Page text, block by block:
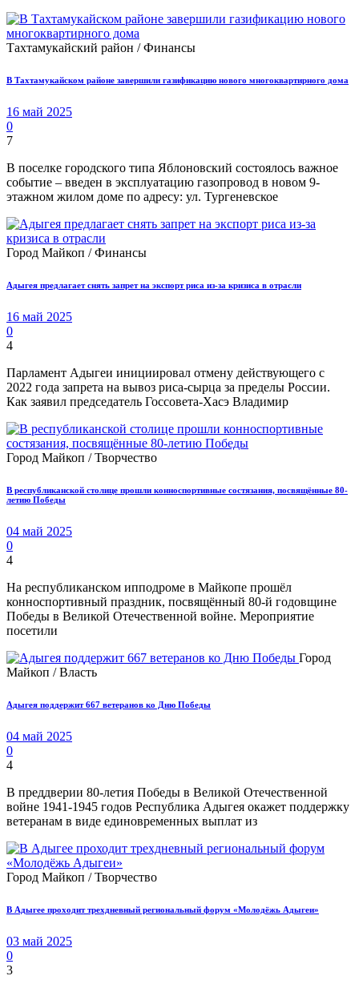
Тахтамукайский район / Финансы
В Тахтамукайском районе завершили газификацию нового многоквартирного дома
16 май 2025
0
7
В поселке городского типа Яблоновский состоялось важное
событие – введен в эксплуатацию газопровод в новом 9-
этажном жилом доме по адресу: ул. Тургеневское
Город Майкоп / Финансы
Адыгея предлагает снять запрет на экспорт риса из-за кризиса в отрасли
16 май 2025
0
4
Парламент Адыгеи инициировал отмену действующего с
2022 года запрета на вывоз риса-сырца за пределы России.
Как заявил председатель Госсовета-Хасэ Владимир
Город Майкоп / Творчество
В республиканской столице прошли конноспортивные состязания, посвящённые 80-
летию Победы
04 май 2025
0
4
На республиканском ипподроме в Майкопе прошёл
конноспортивный праздник, посвящённый 80-й годовщине
Победы в Великой Отечественной войне. Мероприятие
посетили
Город
Майкоп / Власть
Адыгея поддержит 667 ветеранов ко Дню Победы
04 май 2025
0
4
В преддверии 80-летия Победы в Великой Отечественной
войне 1941-1945 годов Республика Адыгея окажет поддержку
ветеранам в виде единовременных выплат из
Город Майкоп / Творчество
В Адыгее проходит трехдневный региональный форум «Молодёжь Адыгеи»
03 май 2025
0
3